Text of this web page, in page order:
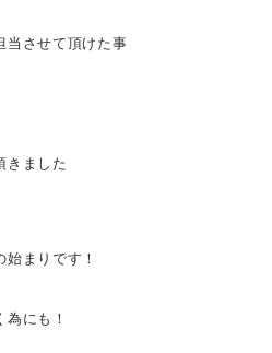
当させて頂けた事
きました
まりです！
にも！